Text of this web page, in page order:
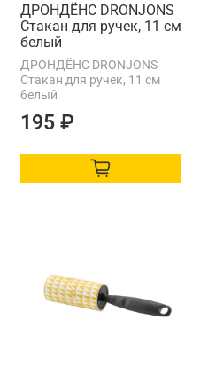
ДРОНДЁНС DRONJONS
Стакан для ручек, 11 см
белый
ДРОНДЁНС DRONJONS
Стакан для ручек, 11 см
белый
195 ₽